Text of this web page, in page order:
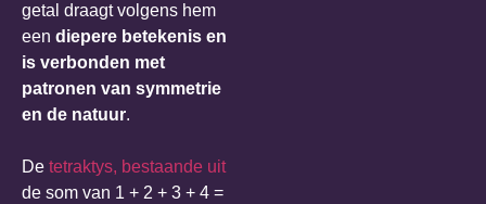
getal draagt volgens hem
een diepere betekenis en
is verbonden met
patronen van symmetrie
en de natuur.
De tetraktys, bestaande uit
de som van 1 + 2 + 3 + 4 =